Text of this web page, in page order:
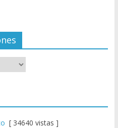
[ 34640 vistas ]